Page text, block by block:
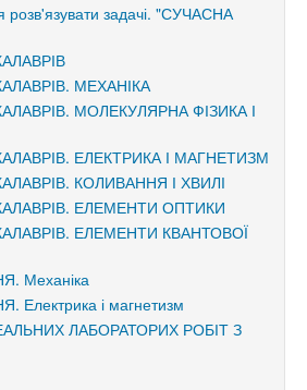
задачі. "СУЧАСНА
МЕХАНІКА
МОЛЕКУЛЯРНА ФІЗИКА І
ЕЛЕКТРИКА І МАГНЕТИЗМ
КОЛИВАННЯ І ХВИЛІ
ЕЛЕМЕНТИ ОПТИКИ
ЕЛЕМЕНТИ КВАНТОВОЇ
Механіка
Електрика і магнетизм
ЛАБОРАТОРИХ РОБІТ З